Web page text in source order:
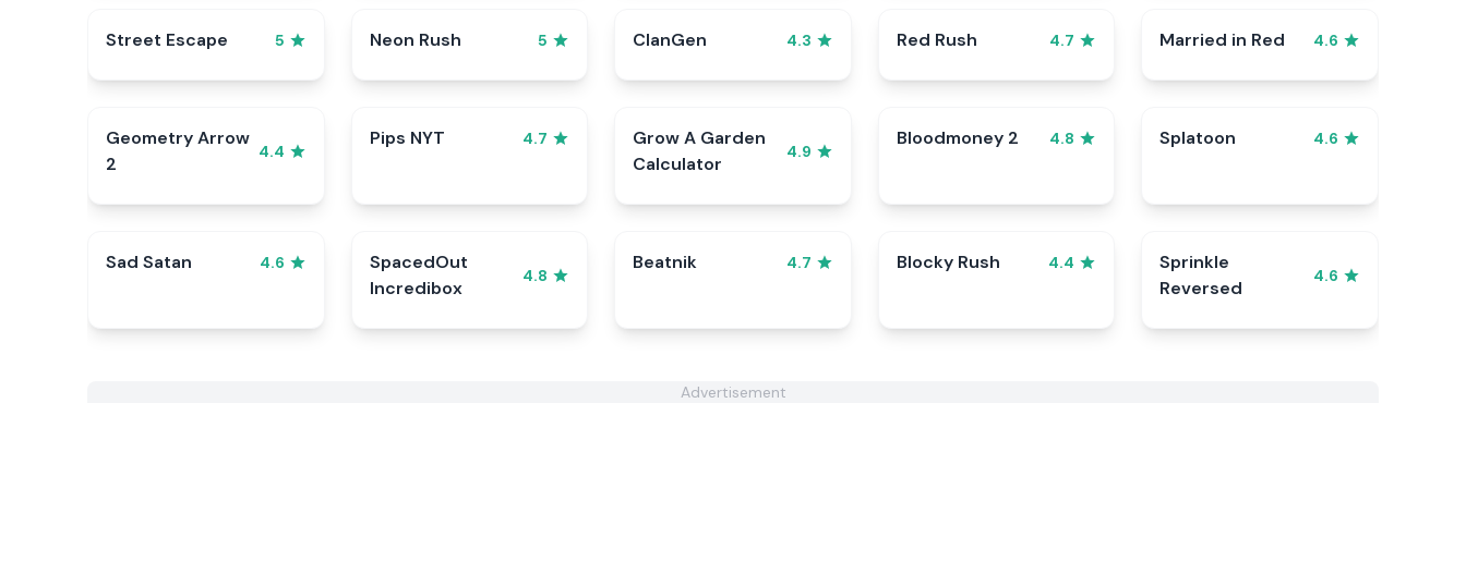
Street Escape 5 Neon Rush 5 ClanGen 4.3 Red Rush 4.7 Married in Red 4.6
Geometry Arrow
2
4.4
Pips NYT 4.7
Grow A Garden
Calculator
4.9
Bloodmoney 2 4.8 Splatoon 4.6
Sad Satan 4.6
SpacedOut
Incredibox
4.8
Beatnik 4.7 Blocky Rush 4.4
Sprinkle
Reversed
4.6
Advertisement